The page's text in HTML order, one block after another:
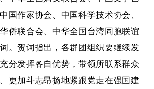
国作家协会、中国科学技术协会、
侨联合会、中华全国台湾同胞联谊
。贺词指出，各群团组织要继续发
分发挥各自优势，带领所联系群众
更加斗志昂扬地紧跟党走在强国建